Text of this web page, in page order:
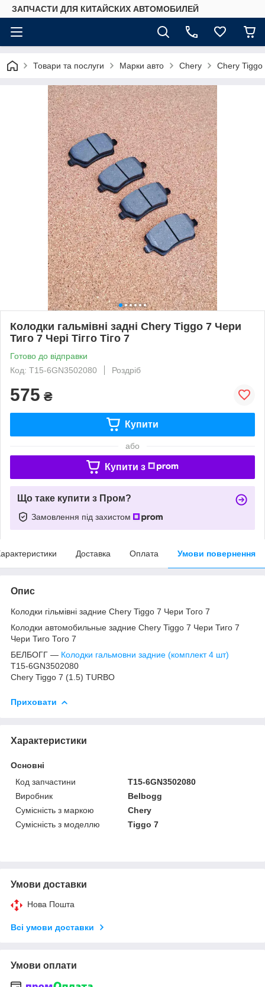
ЗАПЧАСТИ ДЛЯ КИТАЙСКИХ АВТОМОБИЛЕЙ
Товари та послуги Марки авто Chery Chery Tiggo
Колодки гальмівні задні Chery Tiggo 7 Чери
Тиго 7 Чері Тігго Тіго 7
Готово до відправки
Код: T15-6GN3502080
Роздріб
575 ₴
Купити
або
Купити з
Що таке купити з Пром?
Замовлення під захистом
Доставка Оплата Умови повернення
Опис
Колодки гільмівні задние Chery Tiggo 7 Чери Того 7
Колодки автомобильные задние Chery Tiggo 7 Чери Тиго 7
Чери Тиго Того 7
БЕЛБОГГ — Колодки гальмовни задние (комплект 4 шт)
T15-6GN3502080
Chery Tiggo 7 (1.5) TURBO
Приховати
Характеристики
Основні
Код запчастини
T15-6GN3502080
Виробник
Belbogg
Сумісність з маркою
Chery
Сумісність з моделлю
Tiggo 7
Умови доставки
Нова Пошта
Всі умови доставки
Умови оплати